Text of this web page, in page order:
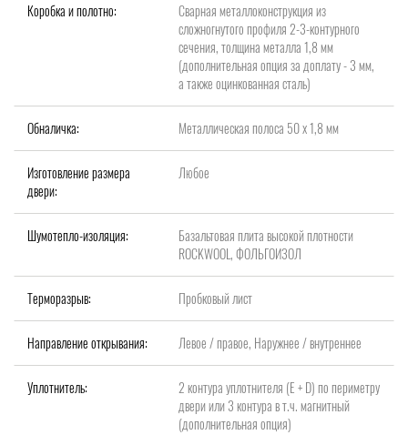
Коробка и полотно:
Сварная металлоконструкция из
сложногнутого профиля 2-3-контурного
сечения, толщина металла 1,8 мм
(дополнительная опция за доплату - 3 мм,
а также оцинкованная сталь)
Обналичка: Металлическая полоса 50 х 1,8 мм
Изготовление размера
двери:
Любое
Шумотепло-изоляция:
Базальтовая плита высокой плотности
ROCKWOOL, ФОЛЬГОИЗОЛ
Терморазрыв: Пробковый лист
Направление открывания: Левое / правое, Наружнее / внутреннее
Уплотнитель:
2 контура уплотнителя (Е + D) по периметру
двери или 3 контура в т.ч. магнитный
(дополнительная опция)